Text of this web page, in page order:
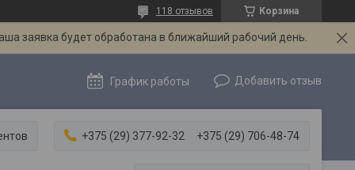
Корзина
118 отзывов
заявка будет обработана в ближайший рабочий день.
График работы Добавить отзыв
+375 (29) 377-92-32 +375 (29) 706-48-74